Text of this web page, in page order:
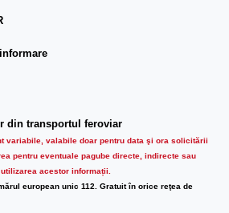
din transportul feroviar
variabile, valabile doar pentru data şi ora solicitării
pentru eventuale pagube directe, indirecte sau
acestor informații.
european unic 112. Gratuit în orice reţea de